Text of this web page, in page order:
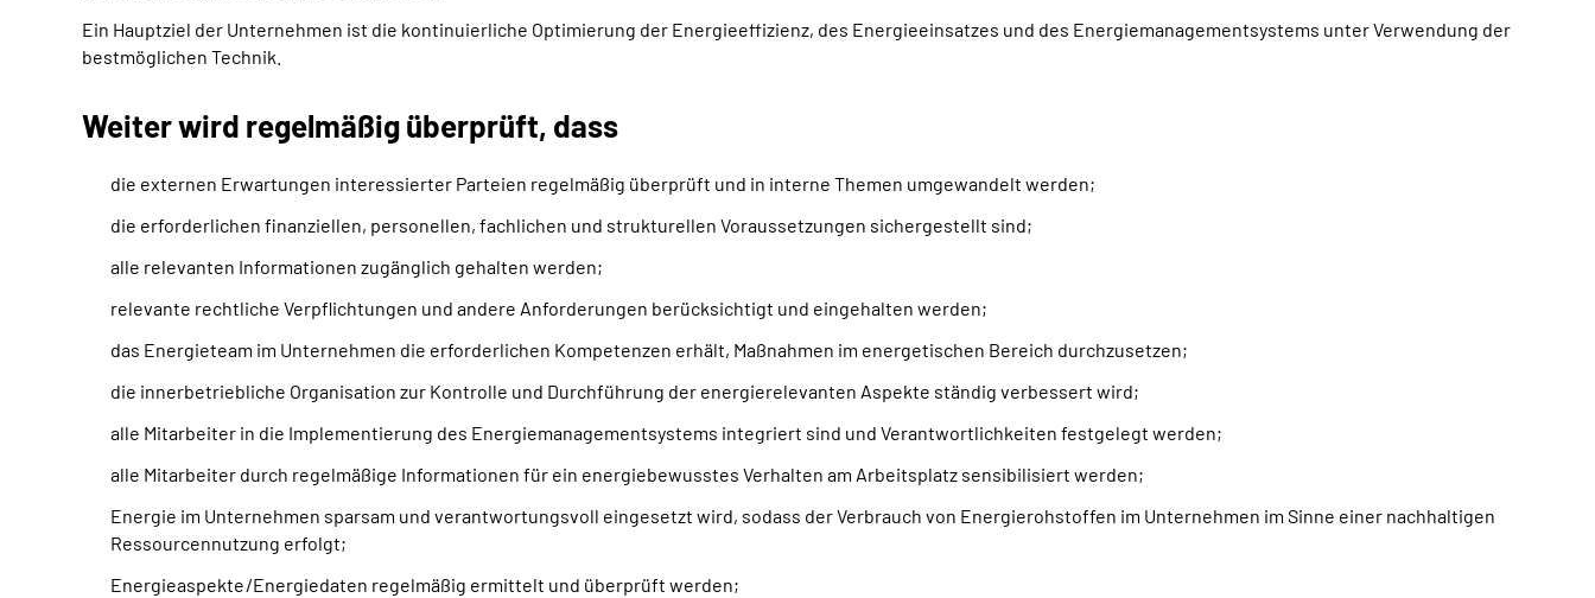
Ein Hauptziel der Unternehmen ist die kontinuierliche Optimierung der Energieeffizienz, des Energieeinsatzes und des Energiemanagementsystems unter Verwendung der
bestmöglichen Technik.
Weiter wird regelmäßig überprüft, dass
die externen Erwartungen interessierter Parteien regelmäßig überprüft und in interne Themen umgewandelt werden;
die erforderlichen finanziellen, personellen, fachlichen und strukturellen Voraussetzungen sichergestellt sind;
alle relevanten Informationen zugänglich gehalten werden;
relevante rechtliche Verpflichtungen und andere Anforderungen berücksichtigt und eingehalten werden;
das Energieteam im Unternehmen die erforderlichen Kompetenzen erhält, Maßnahmen im energetischen Bereich durchzusetzen;
die innerbetriebliche Organisation zur Kontrolle und Durchführung der energierelevanten Aspekte ständig verbessert wird;
alle Mitarbeiter in die Implementierung des Energiemanagementsystems integriert sind und Verantwortlichkeiten festgelegt werden;
alle Mitarbeiter durch regelmäßige Informationen für ein energiebewusstes Verhalten am Arbeitsplatz sensibilisiert werden;
Energie im Unternehmen sparsam und verantwortungsvoll eingesetzt wird, sodass der Verbrauch von Energierohstoffen im Unternehmen im Sinne einer nachhaltigen
Ressourcennutzung erfolgt;
Energieaspekte /Energiedaten regelmäßig ermittelt und überprüft werden;